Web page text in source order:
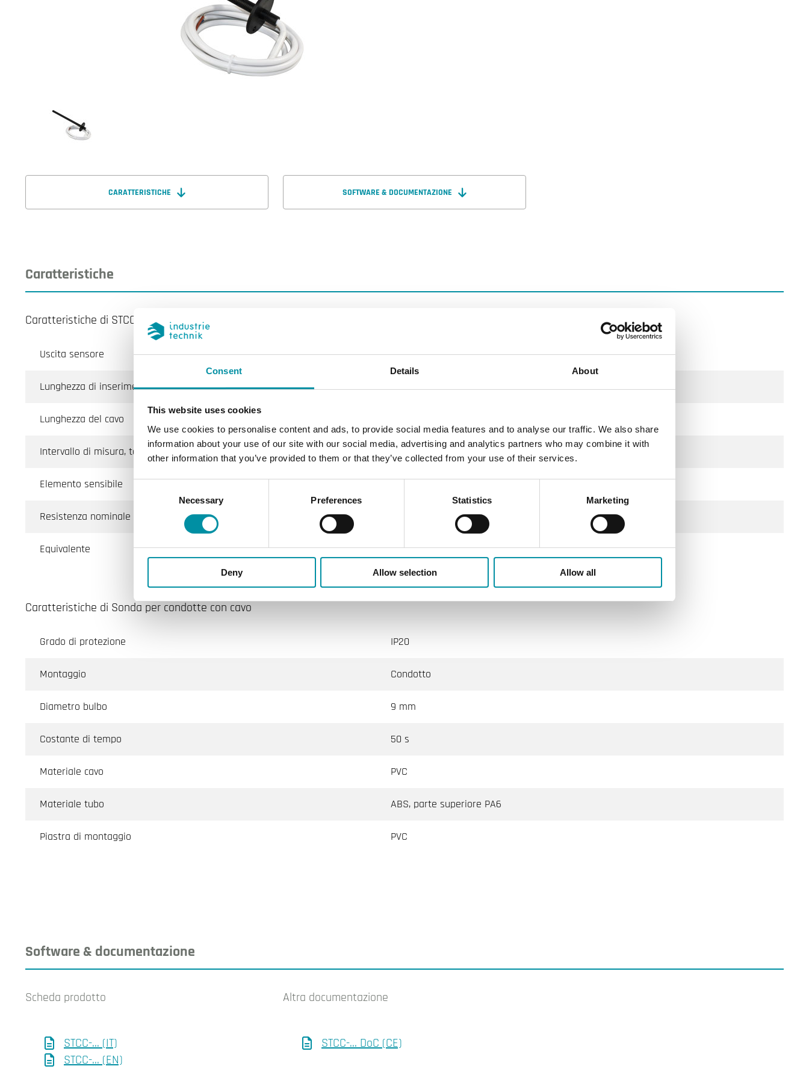
Consent Details About
This website uses cookies
We use cookies to personalise content and ads, to provide social media features and to analyse our traffic. We also share
information about your use of our site with our social media, advertising and analytics partners who may combine it with
other information that you’ve provided to them or that they’ve collected from your use of their services.
Necessary Preferences Statistics Marketing
Deny Allow selection Allow all
CARATTERISTICHE SOFTWARE & DOCUMENTAZIONE
Caratteristiche
Caratteristiche di STCC-NTC10-03
Uscita sensore Passivo
Lunghezza di inserimento 15…145 mm
Lunghezza del cavo
Intervallo di misura, temp -30…70 °C
Elemento sensibile NTC10-03
Resistenza nominale 10 kΩ @25°C, Beta 3695
Equivalente Andover - Delta Controls - Siebe - York
Caratteristiche di Sonda per condotte con cavo
Grado di protezione IP20
Montaggio Condotto
Diametro bulbo 9 mm
Costante di tempo 50 s
Materiale cavo PVC
Materiale tubo ABS, parte superiore PA6
Piastra di montaggio PVC
Software & documentazione
Scheda prodotto
STCC-... (IT)
STCC-... (EN)
Altra documentazione
STCC-... DoC (CE)